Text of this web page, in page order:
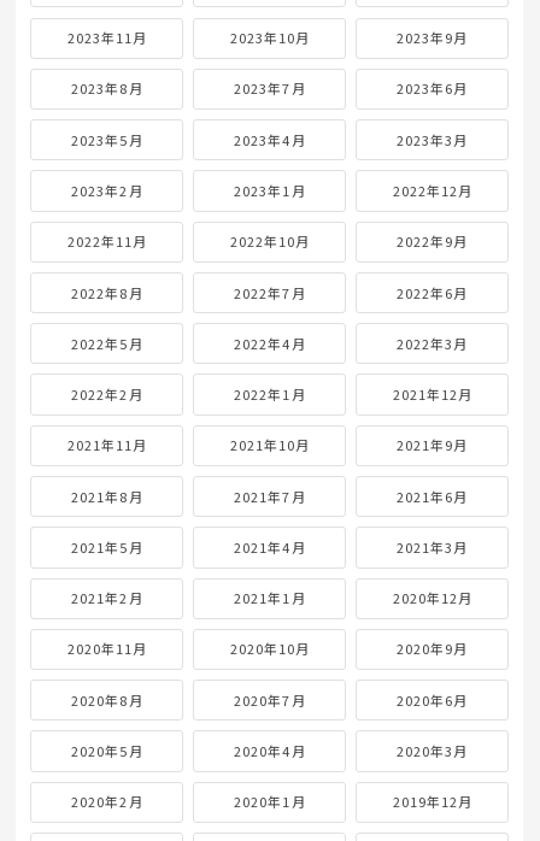
2023年11月 2023年10月 2023年9月
2023年8月 2023年7月 2023年6月
2023年5月 2023年4月 2023年3月
2023年2月 2023年1月 2022年12月
2022年11月 2022年10月 2022年9月
2022年8月 2022年7月 2022年6月
2022年5月 2022年4月 2022年3月
2022年2月 2022年1月 2021年12月
2021年11月 2021年10月 2021年9月
2021年8月 2021年7月 2021年6月
2021年5月 2021年4月 2021年3月
2021年2月 2021年1月 2020年12月
2020年11月 2020年10月 2020年9月
2020年8月 2020年7月 2020年6月
2020年5月 2020年4月 2020年3月
2020年2月 2020年1月 2019年12月